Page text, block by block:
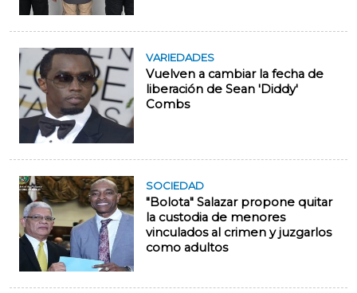
VARIEDADES
Vuelven a cambiar la fecha de
liberación de Sean 'Diddy'
Combs
SOCIEDAD
"Bolota" Salazar propone quitar
la custodia de menores
vinculados al crimen y juzgarlos
como adultos